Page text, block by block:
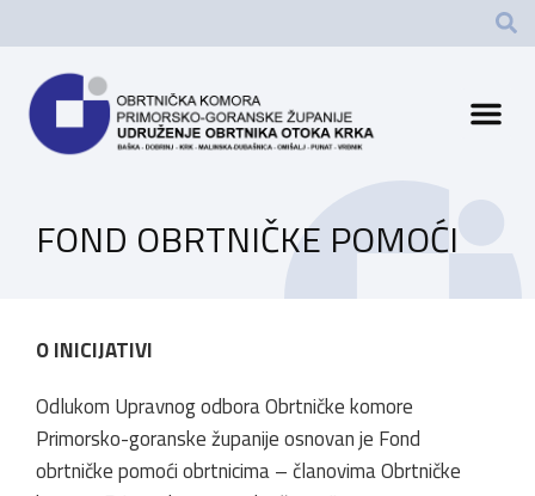
FOND OBRTNIČKE POMOĆI
O INICIJATIVI
Odlukom Upravnog odbora Obrtničke komore
Primorsko-goranske županije osnovan je Fond
obrtničke pomoći obrtnicima – članovima Obrtničke